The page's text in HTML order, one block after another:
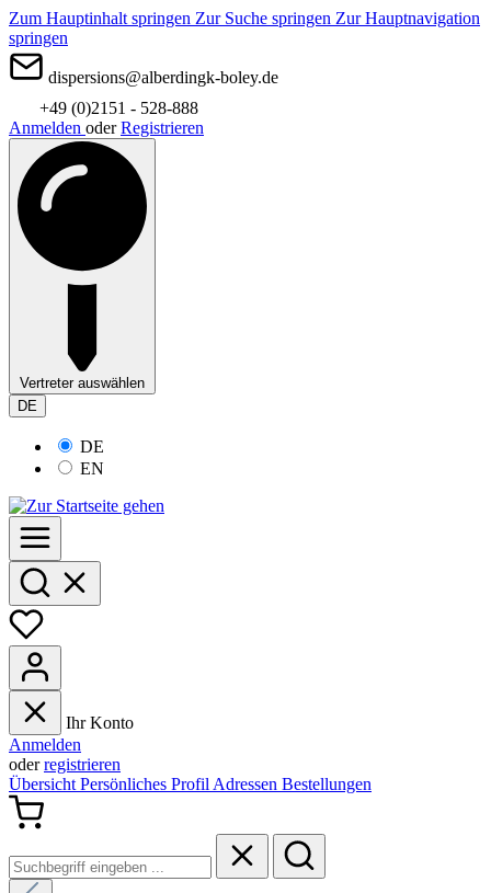
Zum Hauptinhalt springen Zur Suche springen Zur Hauptnavigation
springen
dispersions@alberdingk-boley.de
+49 (0)2151 - 528-888
Anmelden oder Registrieren
Vertreter auswählen
DE
DE
EN
Ihr Konto
Anmelden
oderregistrieren
Übersicht Persönliches Profil Adressen Bestellungen